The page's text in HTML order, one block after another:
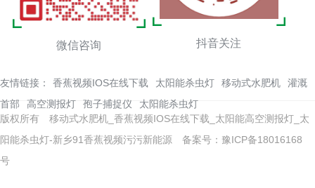
微信咨询 抖音关注
友情链接： 香蕉视频IOS在线下载 太阳能杀虫灯 移动式水肥机
灌溉
首部
高空测报灯 孢子捕捉仪
太阳能杀虫灯
版权所有 移动式水肥机_香蕉视频IOS在线下载_太阳能高空测报灯_太
阳能杀虫灯-新乡91香蕉视频污污新能源 备案号：豫ICP备18016168
号